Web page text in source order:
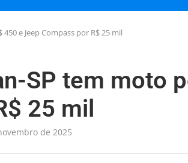
e Jeep Compass por R$ 25 mil
SP tem moto
25 mil
de 2025